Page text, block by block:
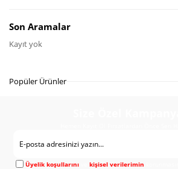
Üyelik koşullarını vekişisel verilerimin
Son Aramalar
Kayıt yok
Popüler Ürünler